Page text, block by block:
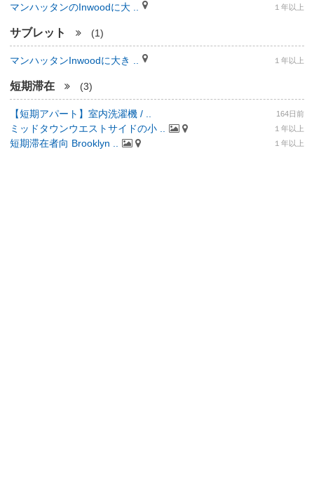
マンハッタンのInwoodに大 .. １年以上
サブレット (1)
マンハッタンInwoodに大き .. １年以上
短期滞在 (3)
【短期アパート】室内洗濯機 / .. 164日前
ミッドタウンウエストサイドの小 .. １年以上
短期滞在者向 Brooklyn .. １年以上